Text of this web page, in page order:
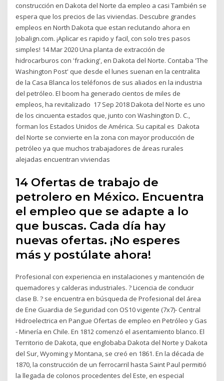
construcción en Dakota del Norte da empleo a casi También se
espera que los precios de las viviendas. Descubre grandes
empleos en North Dakota que estan reclutando ahora en
Jobalign.com. ¡Aplicar es rapido y facil, con solo tres pasos
simples! 14 Mar 2020 Una planta de extracción de
hidrocarburos con 'fracking', en Dakota del Norte. Contaba 'The
Washington Post' que desde el lunes suenan en la centralita
de la Casa Blanca los teléfonos de sus aliados en la industria
del petróleo. El boom ha generado cientos de miles de
empleos, ha revitalizado 17 Sep 2018 Dakota del Norte es uno
de los cincuenta estados que, junto con Washington D. C.,
forman los Estados Unidos de América. Su capital es Dakota
del Norte se convierte en la zona con mayor producción de
petróleo ya que muchos trabajadores de áreas rurales
alejadas encuentran viviendas
14 Ofertas de trabajo de
petrolero en México. Encuentra
el empleo que se adapte a lo
que buscas. Cada día hay
nuevas ofertas. ¡No esperes
más y postúlate ahora!
Profesional con experiencia en instalaciones y mantención de
quemadores y calderas industriales. ? Licencia de conducir
clase B. ? se encuentra en búsqueda de Profesional del área
de Ene Guardia de Seguridad con OS10 vigente (7x7)- Central
Hidroelectrica en Pangue Ofertas de empleo en Petróleo y Gas
- Minería en Chile. En 1812 comenzó el asentamiento blanco. El
Territorio de Dakota, que englobaba Dakota del Norte y Dakota
del Sur, Wyoming y Montana, se creó en 1861. En la década de
1870, la construcción de un ferrocarril hasta Saint Paul permitió
la llegada de colonos procedentes del Este, en especial